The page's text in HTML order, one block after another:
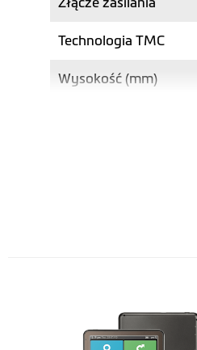
Technologia TMC
Wysokość (mm)
Bezterminowa